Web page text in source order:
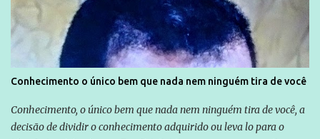
exterior, e não para promover determinadas empresas ou
empresários" Assina a nota o advogado Cristiano Zanin Martins
Conhecimento o único bem que nada nem ninguém tira de você
Conhecimento, o único bem que nada nem ninguém tira de você, a
decisão de dividir o conhecimento adquirido ou leva lo para o